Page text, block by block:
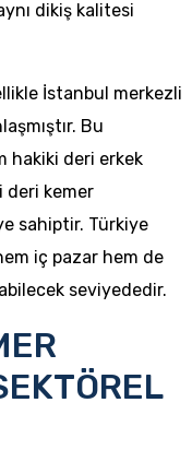
dikiş kalitesi
İstanbul merkezli
Bu
hakiki deri erkek
deri kemer
sahiptir. Türkiye
iç pazar hem de
seviyededir.